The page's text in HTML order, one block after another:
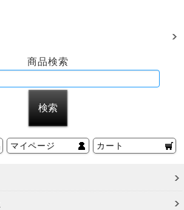
商品検索
マイページ カート